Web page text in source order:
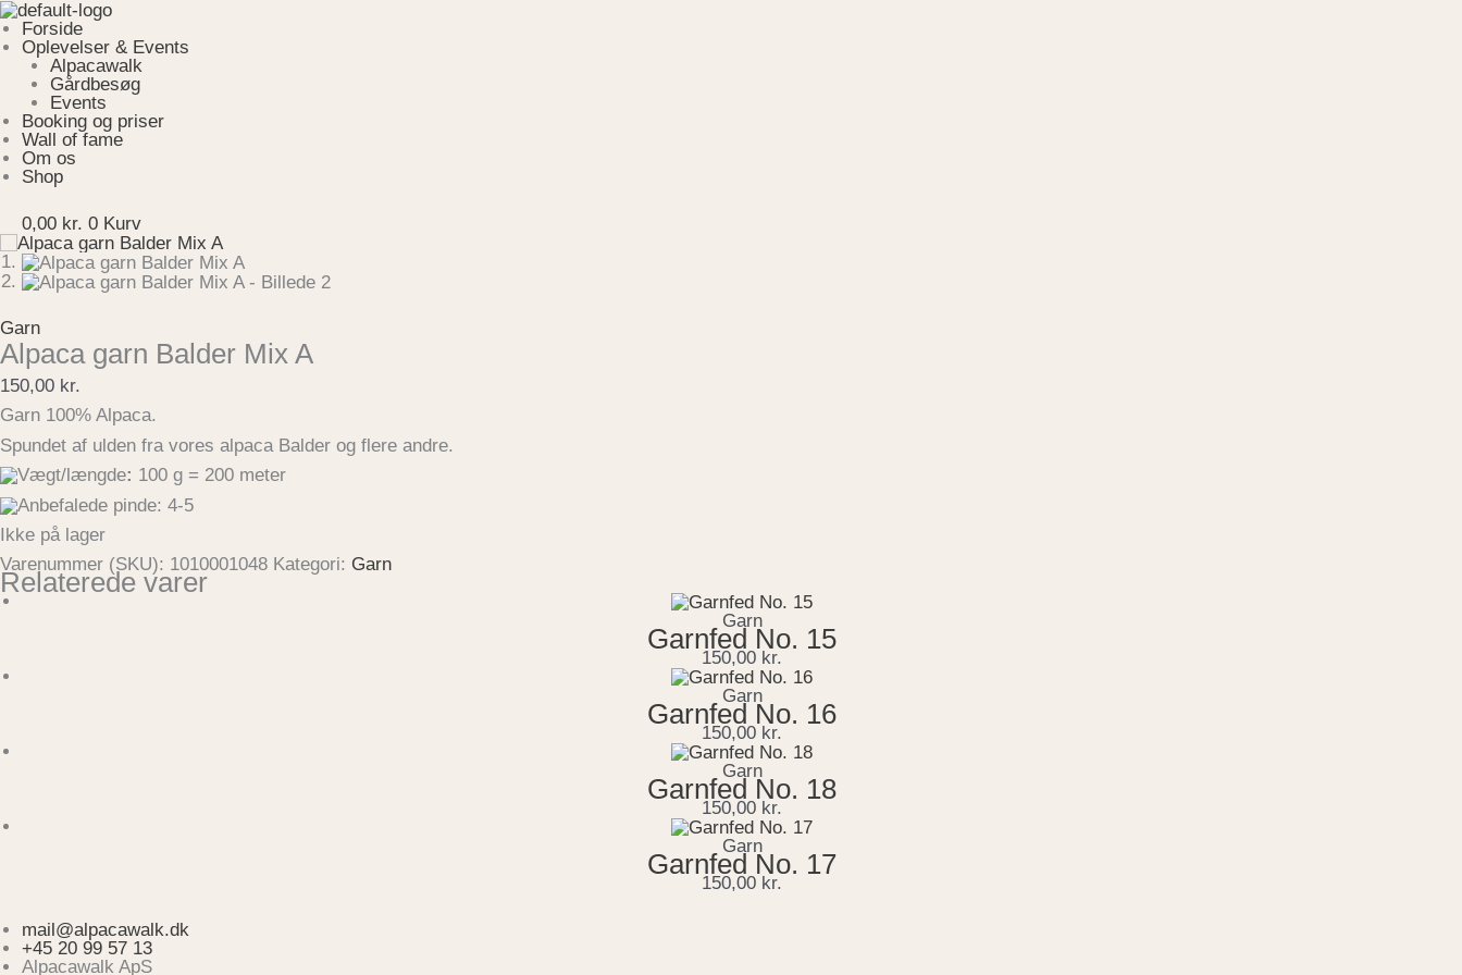
Gå
til
indholdet
Menu
Forside
Oplevelser & Events
Alpacawalk
Gårdbesøg
Events
Booking og priser
Wall of fame
Om os
Shop
0,00 kr. 0 Kurv
Garn
Alpaca garn Balder Mix A
150,00 kr.
Garn 100% Alpaca.
Spundet af ulden fra vores alpaca Balder og flere andre.
Vægt/længde: 100 g = 200 meter
Anbefalede pinde: 4-5
Ikke på lager
Varenummer (SKU): 1010001048 Kategori: Garn
Relaterede varer
Garn
Garnfed No. 15
150,00 kr.
Garn
Garnfed No. 16
150,00 kr.
Garn
Garnfed No. 18
150,00 kr.
Garn
Garnfed No. 17
150,00 kr.
mail@alpacawalk.dk
+45 20 99 57 13
Alpacawalk ApS